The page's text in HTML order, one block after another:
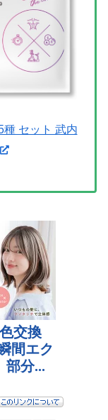
種 セット 武内